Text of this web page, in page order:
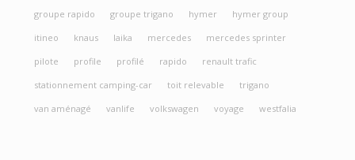
groupe rapido
groupe trigano hymer
hymer group
itineo
knaus laika mercedes
mercedes sprinter
pilote
profile profilé rapido
renault trafic
stationnement camping-car
toit relevable
trigano
van aménagé
vanlife volkswagen voyage westfalia